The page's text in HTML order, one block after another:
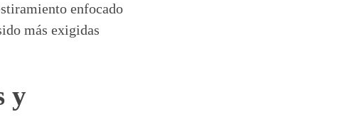
enfocado
más exigidas
y